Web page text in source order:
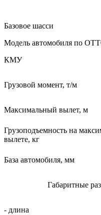
Базовое шасси
Модель автомобиля по
КМУ
Грузовой момент, т/м
Максимальный вылет, м
Грузоподъемность на
вылете, кг
База автомобиля, мм
Габаритные
- длина